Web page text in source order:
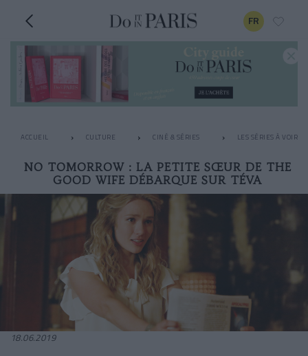
FR
ACCUEIL CULTURE CINÉ & SÉRIES LES SÉRIES À VOIR
NO TOMORROW : LA PETITE SŒUR DE THE
GOOD WIFE DÉBARQUE SUR TÉVA
18.06.2019